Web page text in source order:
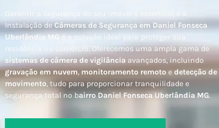
Garantir a segurança do seu imóvel é essencial, e a
Instalação deCâmeras de Segurança em Daniel Fonseca
Uberlândia MG é a solução ideal para proteger sua
residência ou comércio. Oferecemos uma ampla gama de
sistemas de câmera de vigilância avançados, incluindo
gravação em nuvem, monitoramento remoto e detecção de
movimento, tudo para proporcionar tranquilidade e
segurança total no bairro Daniel Fonseca Uberlândia MG.